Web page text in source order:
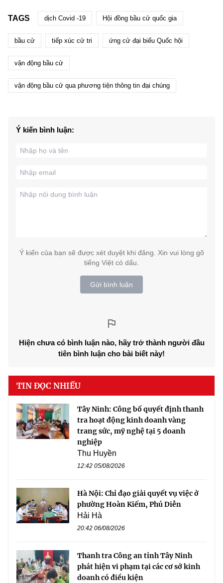
TAGS dịch Covid -19 Hội đồng bầu cử quốc gia
bầu cử tiếp xúc cử tri ứng cử đại biểu Quốc hội
vận động bầu cử
vận động bầu cử qua phương tiện thông tin đại chúng
Ý kiến bình luận:
Ý kiến của bạn sẽ được xét duyệt khi đăng. Xin vui lòng gõ
tiếng Việt có dấu.
Gửi bình luận
Hiện chưa có bình luận nào, hãy trở thành người đầu
tiên bình luận cho bài biết này!
TIN ĐỌC NHIỀU
Tây Ninh: Công bố quyết định thanh
tra hoạt động kinh doanh vàng
trang sức, mỹ nghệ tại 5 doanh
nghiệp
Thu Huyền
12:42 05/08/2026
Hà Nội: Chỉ đạo giải quyết vụ việc ở
phường Hoàn Kiếm, Phú Diễn
Hải Hà
20:42 06/08/2026
Thanh tra Công an tỉnh Tây Ninh
phát hiện vi phạm tại các cơ sở kinh
doanh có điều kiện